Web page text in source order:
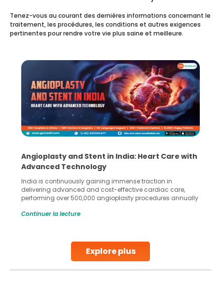
Explore plus
Tenez-vous au courant des dernières informations concernant le
traitement, les procédures, les conditions et autres exigences
pertinentes pour rendre votre vie plus saine et meilleure.
Angioplasty and Stent in India: Heart Care with
Advanced Technology
India is continuously gaining immense traction in
delivering advanced and cost-effective cardiac care,
performing over 500,000 angioplasty procedures annually
globe are searching for treatments like angioplasty and
Studies, such as one published
Continuer la lecture